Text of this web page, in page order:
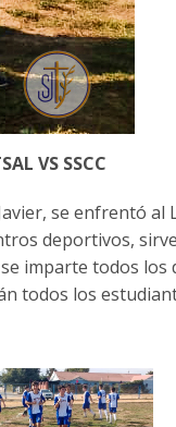
VS SSCC
se enfrentó al
deportivos,
imparte todos los
todos los